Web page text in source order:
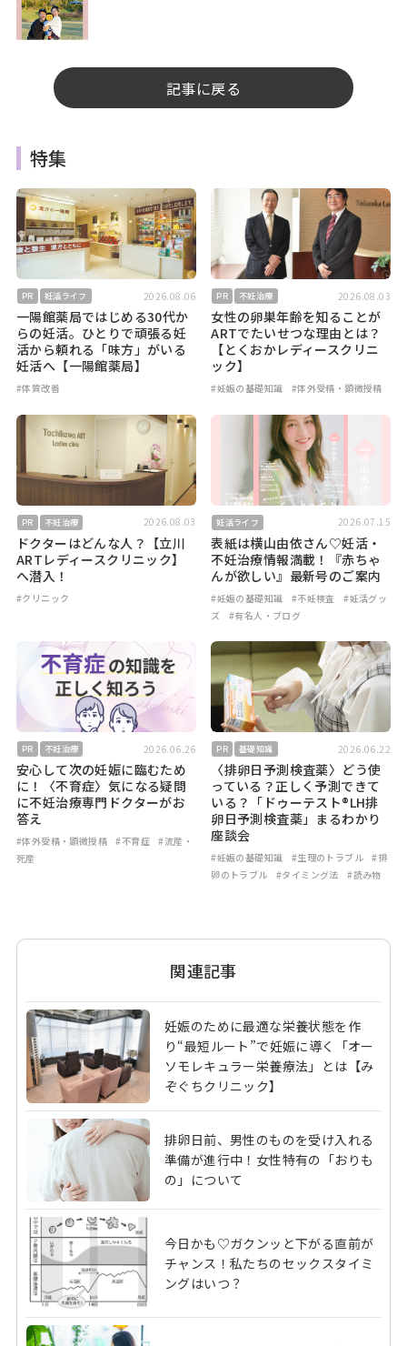
記事に戻る
特集
PR 妊活ライフ 2026.08.06
一陽館薬局ではじめる30代か
らの妊活。ひとりで頑張る妊
活から頼れる「味方」がいる
妊活へ【一陽館薬局】
#体質改善
PR 不妊治療 2026.08.03
女性の卵巣年齢を知ることが
ARTでたいせつな理由とは？
【とくおかレディースクリニ
ック】
#妊娠の基礎知識 #体外受精・顕微授精
PR 不妊治療 2026.08.03
ドクターはどんな人？【立川
ARTレディースクリニック】
へ潜入！
#クリニック
妊活ライフ 2026.07.15
表紙は横山由依さん♡妊活・
不妊治療情報満載！『赤ちゃ
んが欲しい』最新号のご案内
#妊娠の基礎知識 #不妊検査
#妊活グッ
ズ
#有名人・ブログ
PR 不妊治療 2026.06.26
安心して次の妊娠に臨むため
に！〈不育症〉気になる疑問
に不妊治療専門ドクターがお
答え
#体外受精・顕微授精 #不育症
#流産・
死産
PR 基礎知識 2026.06.22
〈排卵日予測検査薬〉どう使
っている？正しく予測できて
いる？「ドゥーテスト®LH排
卵日予測検査薬」まるわかり
座談会
#妊娠の基礎知識 #生理のトラブル
#排
卵のトラブル
#タイミング法 #読み物
関連記事
妊娠のために最適な栄養状態を作
り“最短ルート”で妊娠に導く「オー
ソモレキュラー栄養療法」とは【み
ぞぐちクリニック】
排卵日前、男性のものを受け入れる
準備が進行中！女性特有の「おりも
の」について
今日かも♡ガクンッと下がる直前が
チャンス！私たちのセックスタイミ
ングはいつ？